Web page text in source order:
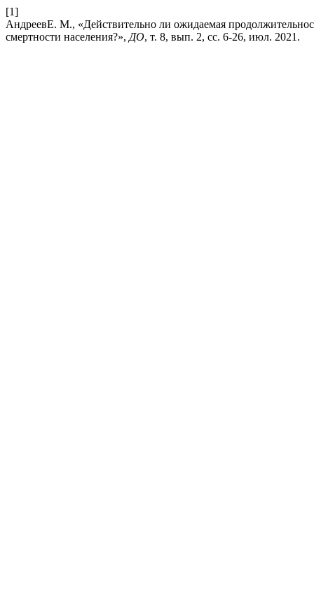
[1]
АндреевЕ. М., «Действительно ли ожидаемая
смертности населения?», ДО, т. 8, вып. 2, сс. 6-26, июл. 2021.